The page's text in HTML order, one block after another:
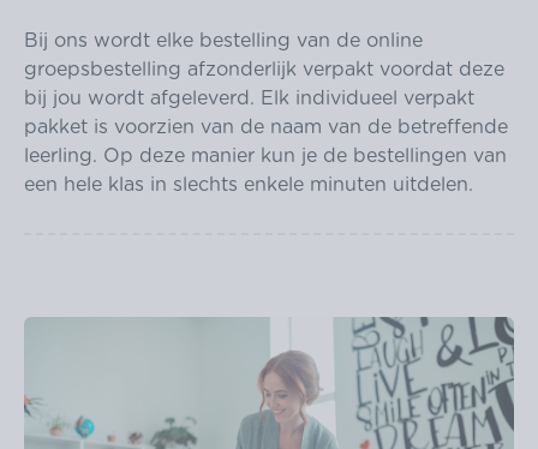
Bij ons wordt elke bestelling van de online
groepsbestelling afzonderlijk verpakt voordat deze
bij jou wordt afgeleverd. Elk individueel verpakt
pakket is voorzien van de naam van de betreffende
leerling. Op deze manier kun je de bestellingen van
een hele klas in slechts enkele minuten uitdelen.